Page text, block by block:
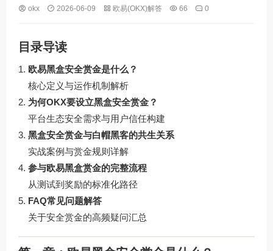
okx 2026-06-09 欧易(OKX)解答 66 0
目录导读
欧易黑盒安全赏金是什么？
核心定义与运作机制解析
为何OKX要设立黑盒安全赏金？
平台生态安全需求与用户信任构建
黑盒安全赏金与白帽黑客的共生关系
实战案例与赏金规则详解
参与欧易黑盒赏金的完整流程
从测试到奖励的标准化路径
FAQ常见问题解答
关于安全赏金的高频疑问汇总